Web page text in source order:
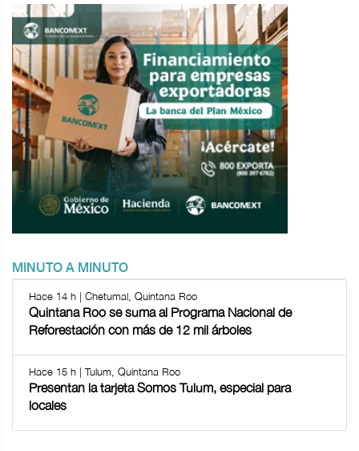
MINUTO A MINUTO
Hace 14 h | Chetumal, Quintana Roo
Quintana Roo se suma al Programa Nacional de
Reforestación con más de 12 mil árboles
Hace 15 h | Tulum, Quintana Roo
Presentan la tarjeta Somos Tulum, especial para
locales